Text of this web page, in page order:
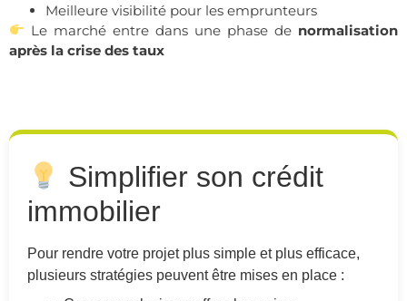
Meilleure visibilité pour les emprunteurs
Le marché entre dans une phase de normalisation
après la crise des taux
Simplifier son crédit
immobilier
Pour rendre votre projet plus simple et plus efficace,
plusieurs stratégies peuvent être mises en place :